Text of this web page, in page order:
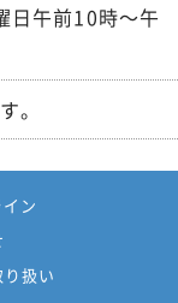
日午前10時～午
。
ン
扱い